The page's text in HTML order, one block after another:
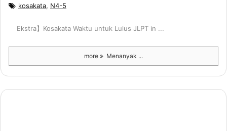
kosakata, N4-5
Ekstra】Kosakata Waktu untuk Lulus JLPT in ...
more Menanyak ...